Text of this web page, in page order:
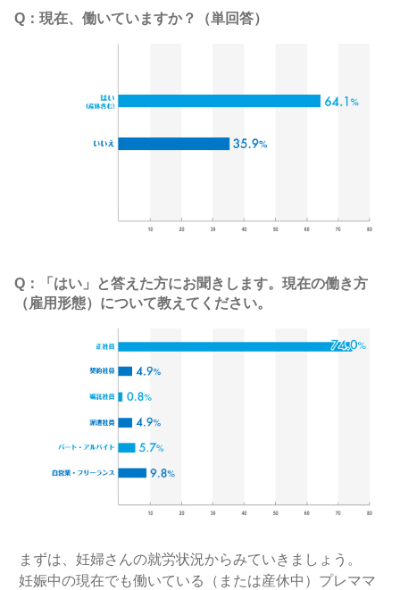
Q：現在、働いていますか？（単回答）
Q：「はい」と答えた方にお聞きします。現在の働き方
（雇用形態）について教えてください。
まずは、妊婦さんの就労状況からみていきましょう。
妊娠中の現在でも働いている（または産休中）プレママ